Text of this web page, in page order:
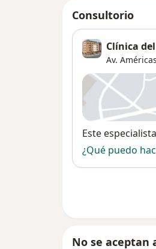
Consultorio
Clínica
Av.
Disponibilidad
Este
¿Qué puedo
No se aceptan